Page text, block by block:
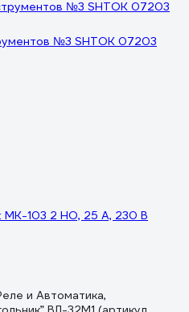
№3 SHTOK 07203
МК-103 2 НО, 25 А, 230 В
и Автоматика,